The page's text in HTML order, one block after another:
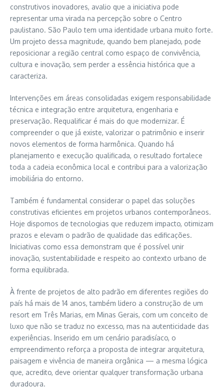
construtivos inovadores, avalio que a iniciativa pode
representar uma virada na percepção sobre o Centro
paulistano. São Paulo tem uma identidade urbana muito forte.
Um projeto dessa magnitude, quando bem planejado, pode
reposicionar a região central como espaço de convivência,
cultura e inovação, sem perder a essência histórica que a
caracteriza.
Intervenções em áreas consolidadas exigem responsabilidade
técnica e integração entre arquitetura, engenharia e
preservação. Requalificar é mais do que modernizar. É
compreender o que já existe, valorizar o patrimônio e inserir
novos elementos de forma harmônica. Quando há
planejamento e execução qualificada, o resultado fortalece
toda a cadeia econômica local e contribui para a valorização
imobiliária do entorno.
Também é fundamental considerar o papel das soluções
construtivas eficientes em projetos urbanos contemporâneos.
Hoje dispomos de tecnologias que reduzem impacto, otimizam
prazos e elevam o padrão de qualidade das edificações.
Iniciativas como essa demonstram que é possível unir
inovação, sustentabilidade e respeito ao contexto urbano de
forma equilibrada.
À frente de projetos de alto padrão em diferentes regiões do
país há mais de 14 anos, também lidero a construção de um
resort em Três Marias, em Minas Gerais, com um conceito de
luxo que não se traduz no excesso, mas na autenticidade das
experiências. Inserido em um cenário paradisíaco, o
empreendimento reforça a proposta de integrar arquitetura,
paisagem e vivência de maneira orgânica — a mesma lógica
que, acredito, deve orientar qualquer transformação urbana
duradoura.